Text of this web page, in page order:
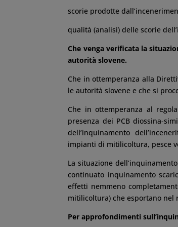
scorie prodotte
qualità (analisi) delle scorie
Che venga verificata la
autorità slovene.
Che in ottemperanza alla
le autorità slovene e che si
Che in ottemperanza al
presenza dei PCB diossina-
dell’inquinamento
impianti di mitilicoltura, pesce
La situazione
continuato inquinamento
effetti nemmeno
mitilicoltura) che esportano nel
Per approfondimenti